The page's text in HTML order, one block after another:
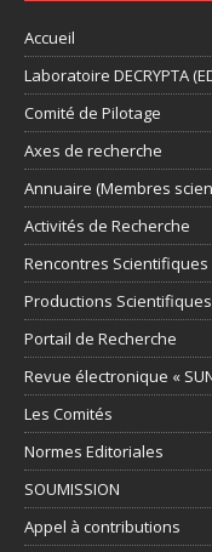
Accueil
Laboratoire DECRYPTA
Comité de Pilotage
Axes de recherche
Annuaire (Membres
Activités de Recherche
Rencontres
Productions Scientifiques
Portail de Recherche
Revue électronique «
Les Comités
Normes Editoriales
SOUMISSION
Appel à contributions